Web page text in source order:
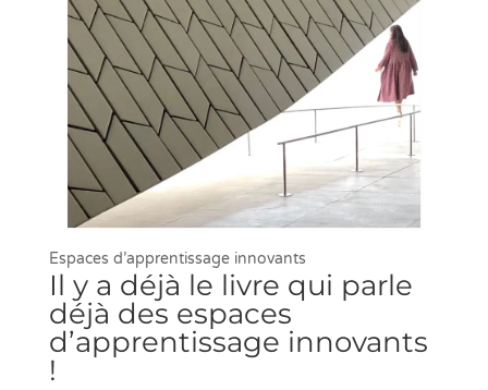
Espaces d’apprentissage innovants
Il y a déjà le livre qui parle
déjà des espaces
d’apprentissage innovants
!